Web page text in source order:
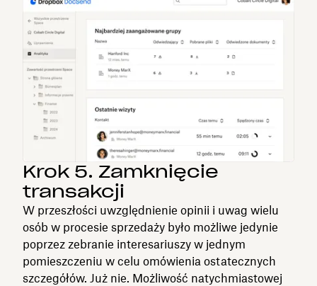
Krok 5. Zamknięcie
transakcji
W przeszłości uwzględnienie opinii i uwag wielu
osób w procesie sprzedaży było możliwe jedynie
poprzez zebranie interesariuszy w jednym
pomieszczeniu w celu omówienia ostatecznych
szczegółów. Już nie. Możliwość natychmiastowej